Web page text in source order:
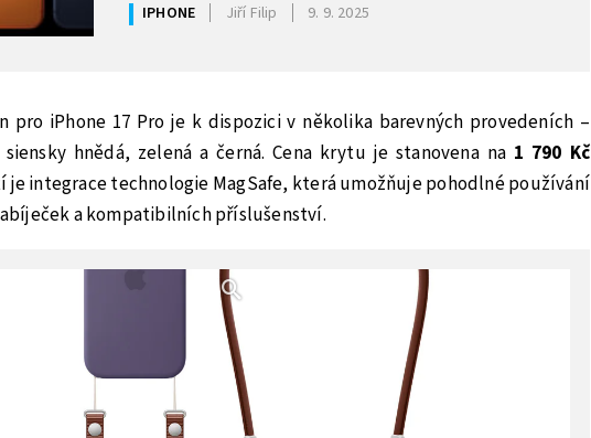
IPHONE Jiří Filip 9. 9. 2025
pro iPhone 17 Pro je k dispozici v několika barevných provedeních –
hnědá, zelená a černá. Cena krytu je stanovena na 1 790 Kč
je integrace technologie MagSafe, která umožňuje pohodlné používání
a kompatibilních příslušenství.